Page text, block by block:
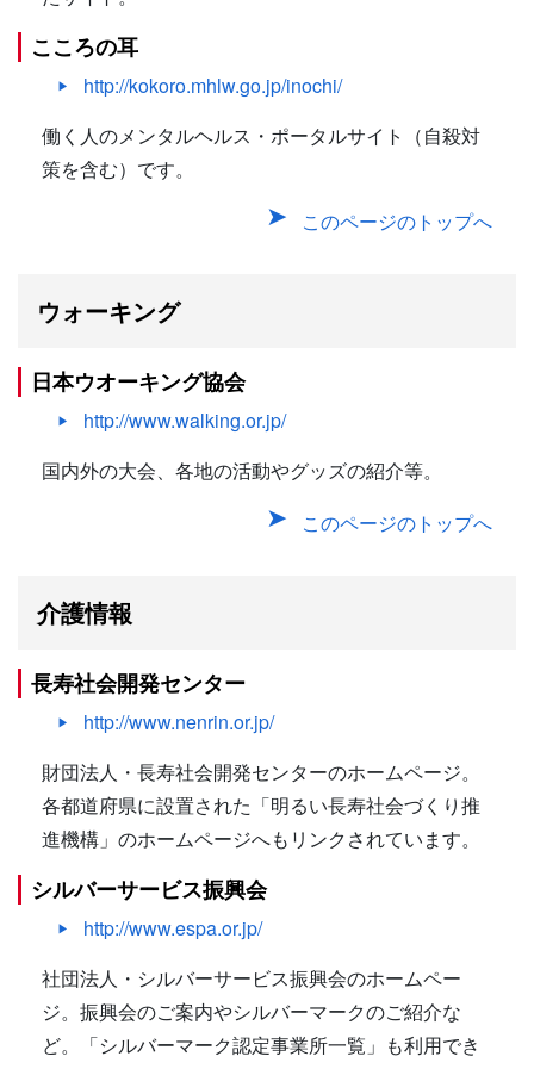
こころの耳
http://kokoro.mhlw.go.jp/inochi/
働く人のメンタルヘルス・ポータルサイト（自殺対
策を含む）です。
このページのトップへ
ウォーキング
日本ウオーキング協会
http://www.walking.or.jp/
国内外の大会、各地の活動やグッズの紹介等。
このページのトップへ
介護情報
長寿社会開発センター
http://www.nenrin.or.jp/
財団法人・長寿社会開発センターのホームページ。
各都道府県に設置された「明るい長寿社会づくり推
進機構」のホームページへもリンクされています。
シルバーサービス振興会
http://www.espa.or.jp/
社団法人・シルバーサービス振興会のホームペー
ジ。振興会のご案内やシルバーマークのご紹介な
ど。「シルバーマーク認定事業所一覧」も利用でき